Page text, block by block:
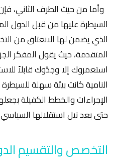
وأما من حيث الطرف الثاني،
السيطرة عليها من قبل الدول
الذي يضمن لها الانعتاق من
المتقدمة، حيث يقول المفكر
استعمروك إلا وجدُوك قابلاً
النامية كانت بيئة سهلة
الإجراءات والخطط الكفيلة
حتى بعد نيل استقلالها
التخصص والتقسيم